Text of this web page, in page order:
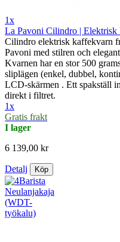
1x
La Pavoni Cilindro | Elektrisk
Cilindro elektrisk kaffekvarn
Pavoni med stilren och
Kvarnen har en stor 500
sliplägen (enkel, dubbel,
LCD-skärmen . Ett spakställ
direkt i filtret.
1x
Gratis frakt
I lager
6 139,00 kr
Detalj Köp